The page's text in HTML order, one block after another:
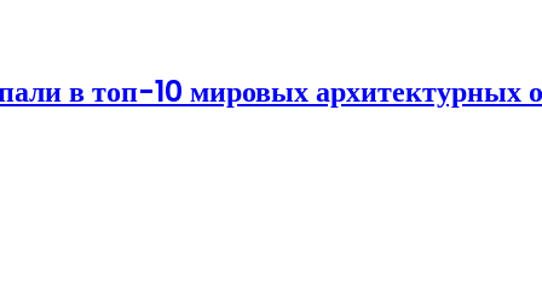
в топ-10 мировых архитектурных